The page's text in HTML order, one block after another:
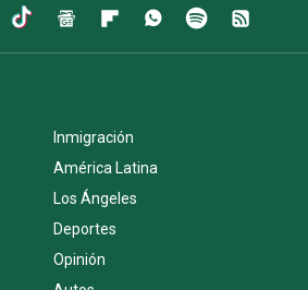
Inmigración
América Latina
Los Ángeles
Deportes
Opinión